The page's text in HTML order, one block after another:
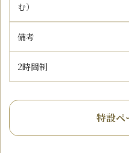
む）
備考
2時間制
特設ペ